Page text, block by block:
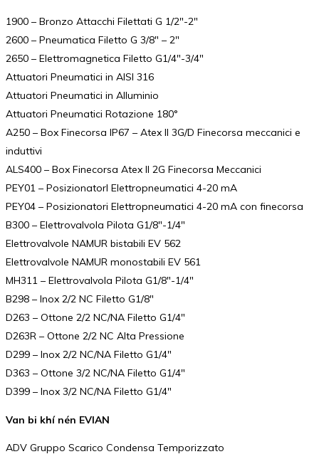
1900 – Bronzo Attacchi Filettati G 1/2″-2″
2600 – Pneumatica Filetto G 3/8″ – 2″
2650 – Elettromagnetica Filetto G1/4″-3/4″
Attuatori Pneumatici in AISI 316
Attuatori Pneumatici in Alluminio
Attuatori Pneumatici Rotazione 180°
A250 – Box Finecorsa IP67 – Atex II 3G/D Finecorsa meccanici e
induttivi
ALS400 – Box Finecorsa Atex II 2G Finecorsa Meccanici
PEY01 – PosizionatorI Elettropneumatici 4-20 mA
PEY04 – Posizionatori Elettropneumatici 4-20 mA con finecorsa
B300 – Elettrovalvola Pilota G1/8″-1/4″
Elettrovalvole NAMUR bistabili EV 562
Elettrovalvole NAMUR monostabili EV 561
MH311 – Elettrovalvola Pilota G1/8″-1/4″
B298 – Inox 2/2 NC Filetto G1/8″
D263 – Ottone 2/2 NC/NA Filetto G1/4″
D263R – Ottone 2/2 NC Alta Pressione
D299 – Inox 2/2 NC/NA Filetto G1/4″
D363 – Ottone 3/2 NC/NA Filetto G1/4″
D399 – Inox 3/2 NC/NA Filetto G1/4″
Van bi khí nén EVIAN
ADV Gruppo Scarico Condensa Temporizzato